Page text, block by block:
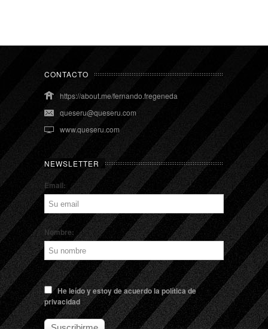
CONTACTO
https://about.me/fernando.fregeneda
queseru@queseru.com
www.queseru.com
NEWSLETTER
Email:
Nombre:
He leído y estoy de acuerdo la política de
privacidad